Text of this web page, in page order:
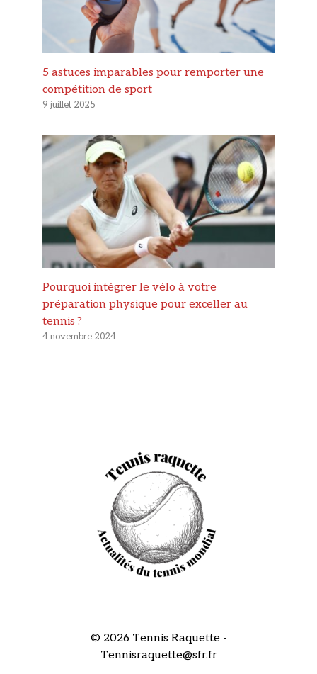
5 astuces imparables pour remporter une
compétition de sport
9 juillet 2025
Pourquoi intégrer le vélo à votre
préparation physique pour exceller au
tennis ?
4 novembre 2024
© 2026 Tennis Raquette -
Tennisraquette@sfr.fr